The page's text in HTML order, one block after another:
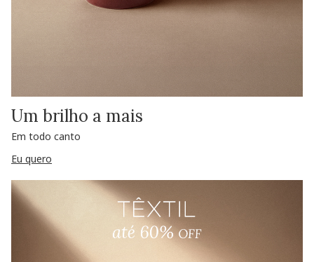
Um brilho a mais
Em todo canto
Eu quero